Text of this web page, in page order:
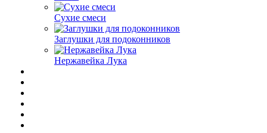
Сухие смеси
Заглушки для подоконников
Нержавейка Лука